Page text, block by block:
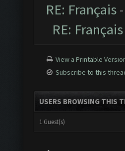
RE: Français
RE: Français
View a Printable
Subscribe to this
USERS BROWSING THIS
1 Guest(s)